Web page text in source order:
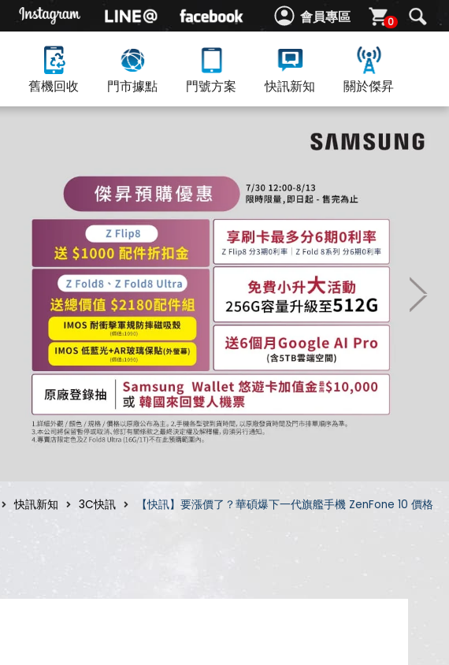
會員專區 0
舊機回收 門市據點 門號方案 快訊新知 關於傑昇
快訊新知 3C快訊 【快訊】要漲價了？華碩爆下一代旗艦手機 ZenFone 10 價格